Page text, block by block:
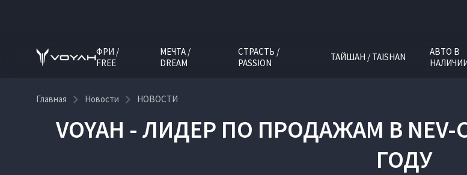
ФРИ /
FREE
МЕЧТА /
DREAM
СТРАСТЬ /
PASSION
ТАЙШАН / TAISHAN
АВТО В
Главная Новости НОВОСТИ
VOYAH - ЛИДЕР ПО ПРОДАЖАМ В
ГОДУ